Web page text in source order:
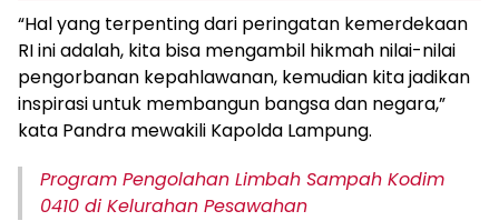
“Hal yang terpenting dari peringatan kemerdekaan
RI ini adalah, kita bisa mengambil hikmah nilai-nilai
pengorbanan kepahlawanan, kemudian kita jadikan
inspirasi untuk membangun bangsa dan negara,”
kata Pandra mewakili Kapolda Lampung.
Program Pengolahan Limbah Sampah Kodim
0410 di Kelurahan Pesawahan